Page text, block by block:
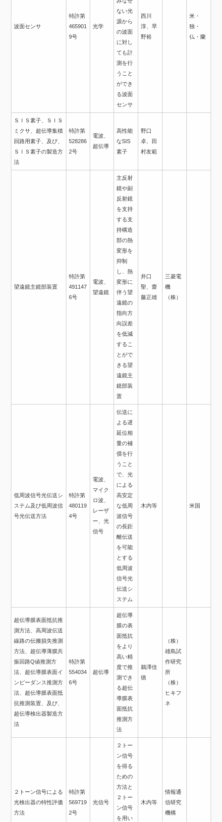
波面センサ
特許第
465901
9号
光学
ない光
源から
の波面
に対し
ても計
測を行
うこと
ができ
る波面
センサ
西川
淳、早
野裕
米・
独・
仏・蘭
ＳＩＳ素子、ＳＩＳ
ミクサ、超伝導集積
回路用素子、及び、
ＳＩＳ素子の製造方
法
特許第
528286
2号
電波、
超伝導
高性能
なSIS
素子
野口
卓、田
村友範
望遠鏡主鏡部装置
特許第
491147
6号
電波、
望遠鏡
主反射
鏡や副
反射鏡
を支持
する支
持構造
部の熱
変形を
抑制
し、熱
変形に
伴う望
遠鏡の
指向方
向誤差
を低減
するこ
とがで
きる望
遠鏡主
鏡部装
置
井口
聖、齋
藤正雄
三菱電
機
（株）
低周波信号光伝送シ
ステム及び低周波信
号光伝送方法
特許第
480119
4号
電波、
マイク
ロ波、
レーザ
ー、光
信号
伝送に
よる遅
延位相
量の補
償を行
うこと
で、光
による
高安定
な低周
波信号
の長距
離伝送
を可能
とする
低周波
信号光
伝送シ
ステム
木内等 米国
超伝導膜表面抵抗推
測方法、高周波伝送
線路の伝搬損失推測
方法、超伝導薄膜共
振回路Q値推測方
法、超伝導膜表面イ
ンピーダンス推測方
法、超伝導膜表面抵
抗推測装置、及び、
超伝導検出器製造方
法
特許第
554034
6号
超伝導
超伝導
膜の表
面抵抗
をより
高い精
度で推
測でき
る超伝
導膜表
面抵抗
推測方
法
鵜澤佳
徳
（株）
雄島試
作研究
所
（株）
ヒキフ
ネ
２トーン信号による
光検出器の特性評価
方法
特許第
569719
2号
光信号
２トー
ン信号
を得る
ための
方法と
２トー
ン信号
を用い
木内等
情報通
信研究
機構